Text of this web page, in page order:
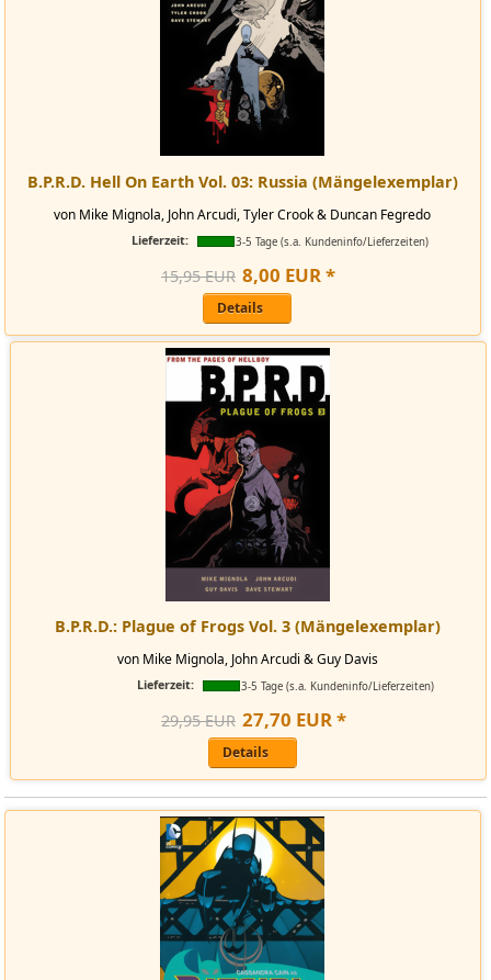
B.P.R.D. Hell On Earth Vol. 03: Russia (Mängelexemplar)
von Mike Mignola, John Arcudi, Tyler Crook & Duncan Fegredo
Lieferzeit: 3-5 Tage (s.a. Kundeninfo/Lieferzeiten)
15,95 EUR 8,00 EUR*
Details
B.P.R.D.: Plague of Frogs Vol. 3 (Mängelexemplar)
von Mike Mignola, John Arcudi & Guy Davis
Lieferzeit: 3-5 Tage (s.a. Kundeninfo/Lieferzeiten)
29,95 EUR 27,70 EUR*
Details